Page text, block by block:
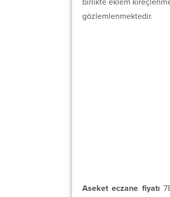
birlikte eklem
gözlemlenmektedir.
Aseket eczane fiyatı